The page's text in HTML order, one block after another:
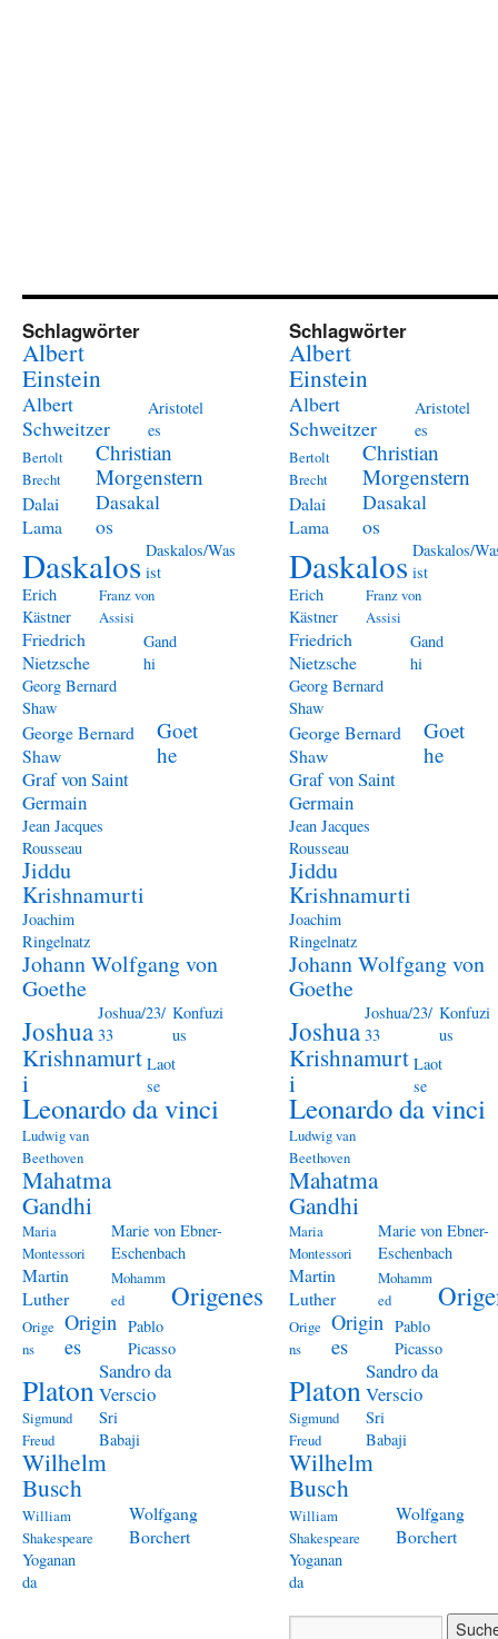
Schlagwörter
Albert
Einstein
Albert
Schweitzer
Aristotel
es
Bertolt
Brecht
Christian
Morgenstern
Dalai
Lama
Dasakal
os
Daskalos Daskalos/Was
ist
Erich
Kästner
Franz von
Assisi
Friedrich
Nietzsche
Gand
hi
Georg Bernard
Shaw
George Bernard
Shaw
Goet
he
Graf von Saint
Germain
Jean Jacques
Rousseau
Jiddu
Krishnamurti
Joachim
Ringelnatz
Johann Wolfgang von
Goethe
Joshua
Joshua/23/
33
Konfuzi
us
Krishnamurt
i
Laot
se
Leonardo da vinci
Ludwig van
Beethoven
Mahatma
Gandhi
Maria
Montessori
Marie von Ebner-
Eschenbach
Martin
Luther
Mohamm
ed
Origenes
Orige
ns
Origin
es
Pablo
Picasso
Platon
Sandro da
Verscio
Sigmund
Freud
Sri
Babaji
Wilhelm
Busch
William
Shakespeare
Wolfgang
Borchert
Yoganan
da
Schlagwörter
Albert
Einstein
Albert
Schweitzer
Aristotel
es
Bertolt
Brecht
Christian
Morgenstern
Dalai
Lama
Dasakal
os
Daskalos Daskalos/
ist
Erich
Kästner
Franz von
Assisi
Friedrich
Nietzsche
Gand
hi
Georg Bernard
Shaw
George Bernard
Shaw
Goet
he
Graf von Saint
Germain
Jean Jacques
Rousseau
Jiddu
Krishnamurti
Joachim
Ringelnatz
Johann Wolfgang von
Goethe
Joshua
Joshua/23/
33
Konfuzi
us
Krishnamurt
i
Laot
se
Leonardo da vinci
Ludwig van
Beethoven
Mahatma
Gandhi
Maria
Montessori
Marie von Ebner-
Eschenbach
Martin
Luther
Mohamm
ed
Orige
ns
Origin
es
Pablo
Picasso
Platon
Sandro da
Verscio
Sigmund
Freud
Sri
Babaji
Wilhelm
Busch
William
Shakespeare
Wolfgang
Borchert
Yoganan
da